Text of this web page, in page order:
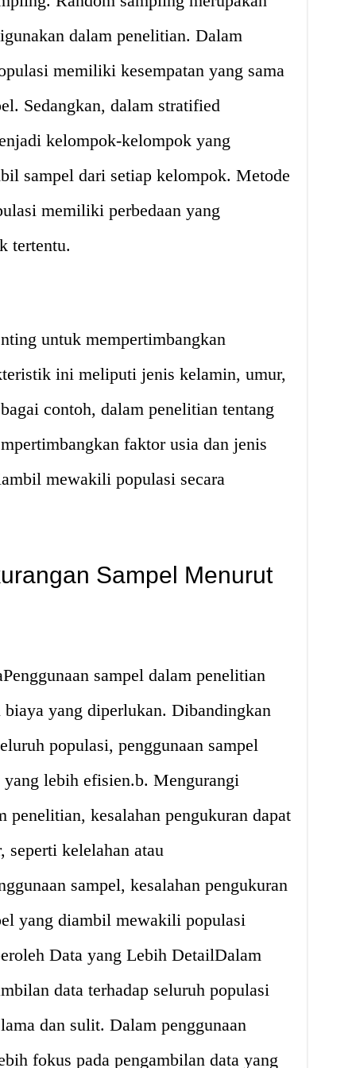
dalam penelitian. Dalam
memiliki kesempatan yang sama
Sedangkan, dalam stratified
kelompok-kelompok yang
sampel dari setiap kelompok. Metode
memiliki perbedaan yang
tertentu.
untuk mempertimbangkan
ini meliputi jenis kelamin, umur,
contoh, dalam penelitian tentang
faktor usia dan jenis
mewakili populasi secara
Sampel Menurut
sampel dalam penelitian
yang diperlukan. Dibandingkan
populasi, penggunaan sampel
lebih efisien.b. Mengurangi
penelitian, kesalahan pengukuran dapat
seperti kelelahan atau
sampel, kesalahan pengukuran
yang diambil mewakili populasi
Data yang Lebih DetailDalam
data terhadap seluruh populasi
dan sulit. Dalam penggunaan
fokus pada pengambilan data yang